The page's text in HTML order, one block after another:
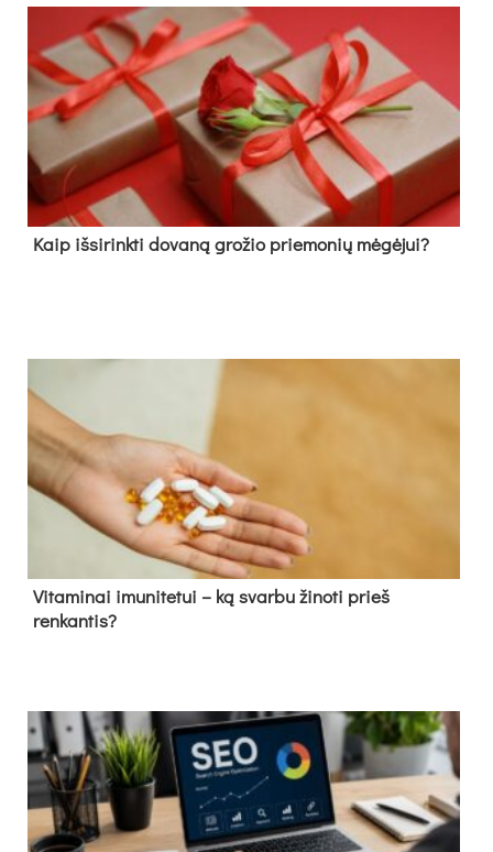
Kaip išsirinkti dovaną grožio priemonių mėgėjui?
Vitaminai imunitetui – ką svarbu žinoti prieš
renkantis?